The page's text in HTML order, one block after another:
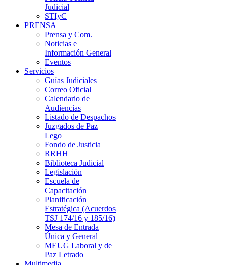
Judicial
STIyC
PRENSA
Prensa y Com.
Noticias e
Información General
Eventos
Servicios
Guías Judiciales
Correo Oficial
Calendario de
Audiencias
Listado de Despachos
Juzgados de Paz
Lego
Fondo de Justicia
RRHH
Biblioteca Judicial
Legislación
Escuela de
Capacitación
Planificación
Estratégica (Acuerdos
TSJ 174/16 y 185/16)
Mesa de Entrada
Única y General
MEUG Laboral y de
Paz Letrado